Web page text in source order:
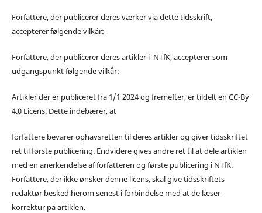
Forfattere, der publicerer deres værker via dette tidsskrift,
accepterer følgende vilkår:
Forfattere, der publicerer deres artikler i NTfK, accepterer som
udgangspunkt følgende vilkår:
Artikler der er publiceret fra 1/1 2024 og fremefter, er tildelt en CC-By
4.0 Licens. Dette indebærer, at
forfattere bevarer ophavsretten til deres artikler og giver tidsskriftet
ret til første publicering. Endvidere gives andre ret til at dele artiklen
med en anerkendelse af forfatteren og første publicering i NTfK.
Forfattere, der ikke ønsker denne licens, skal give tidsskriftets
redaktør besked herom senest i forbindelse med at de læser
korrektur på artiklen.